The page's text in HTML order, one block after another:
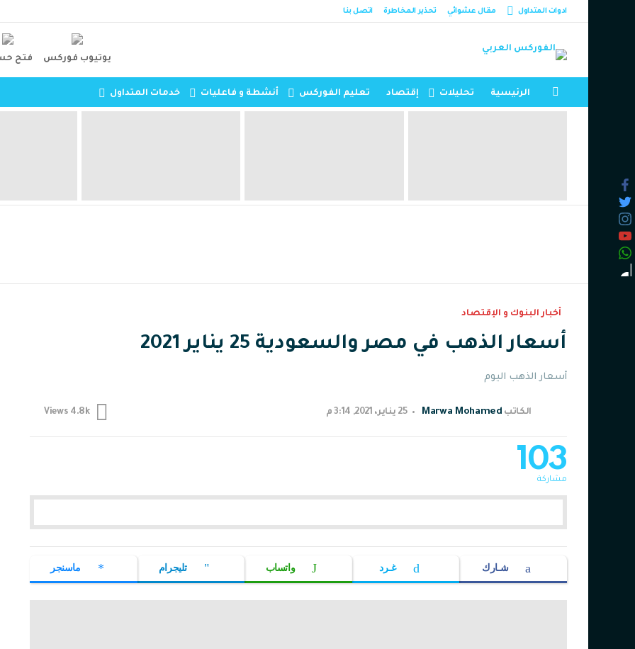
ادوات المتداول مقال عشوائي تحذير المخاطرة اتصل بنا
يوتيوب فوركس فتح
الرئيسية تحليلات إقتصاد تعليم الفوركس أنشطة و فاعليات خدمات المتداول
أخبار البنوك و الإقتصاد
أسعار الذهب في مصر والسعودية 25 يناير 2021
أسعار الذهب اليوم
الكاتب Marwa Mohamed 25 يناير، 2021, 3:14 م 4.8k
Views
103
مشاركة
شـارك غـرد واتساب تليجرام ماسنجر